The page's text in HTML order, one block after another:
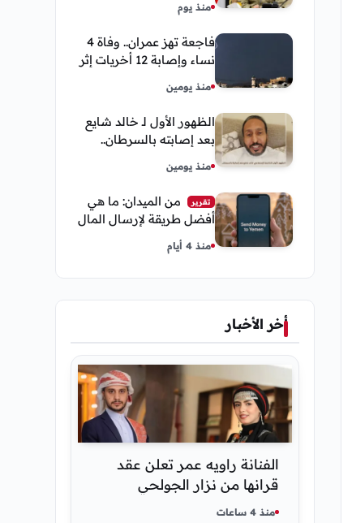
مناصبه
منذ يوم
فاجعة تهز عمران.. وفاة 4
نساء وإصابة 12 أخريات إثر
اجتماعية
منذ يومين
الظهور الأول لـ خالد شايع
بعد إصابته بالسرطان..
رحلة العلاج
منذ يومين
تقرير
من الميدان: ما هي
أفضل طريقة لإرسال المال
إلى اليمن من السعودية
وأمريكا
منذ 4 أيام
أخر الأخبار
الفنانة راويه عمر تعلن عقد
قرانها من نزار الجولحي
منذ 4 ساعات